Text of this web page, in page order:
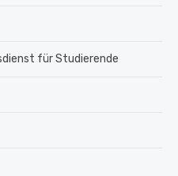
für Studierende